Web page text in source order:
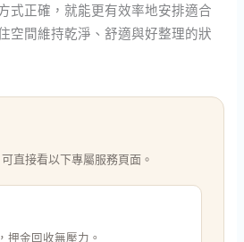
式正確，就能更有效率地安排適合
空間維持乾淨、舒適與好整理的狀
直接看以下專屬服務頁面。
押金回收無壓力。